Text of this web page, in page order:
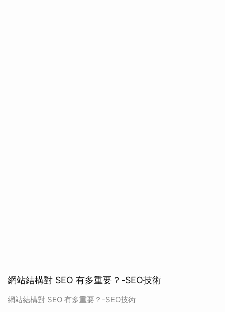
網站結構對 SEO 有多重要？-SEO技術
網站結構對 SEO 有多重要？-SEO技術